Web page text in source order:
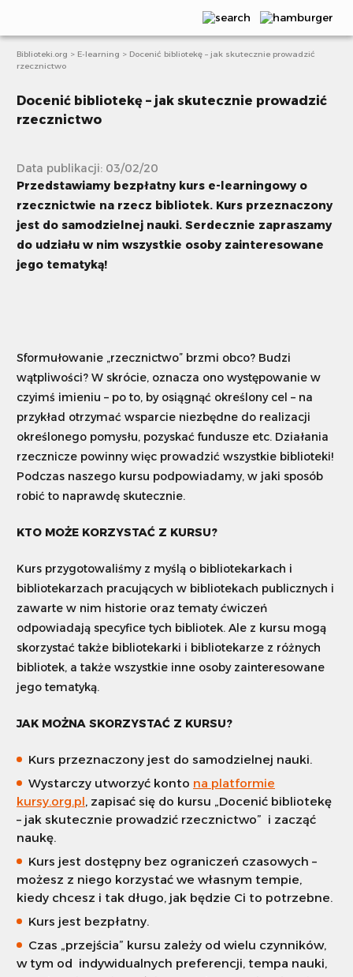
Aktualności
Publikacje
Webinaria
Artykuły
E-learning
Projekty i akcje
Szukaj
Dostosuj
Biblioteki.org > E-learning > Docenić bibliotekę – jak skutecznie prowadzić
rzecznictwo
Docenić bibliotekę – jak skutecznie prowadzić
rzecznictwo
Data publikacji: 03/02/20
Przedstawiamy bezpłatny kurs e-learningowy o
rzecznictwie na rzecz bibliotek. Kurs przeznaczony
jest do samodzielnej nauki. Serdecznie zapraszamy
do udziału w nim wszystkie osoby zainteresowane
jego tematyką!
Sformułowanie „rzecznictwo” brzmi obco? Budzi
wątpliwości? W skrócie, oznacza ono występowanie w
czyimś imieniu – po to, by osiągnąć określony cel – na
przykład otrzymać wsparcie niezbędne do realizacji
określonego pomysłu, pozyskać fundusze etc. Działania
rzecznicze powinny więc prowadzić wszystkie biblioteki!
Podczas naszego kursu podpowiadamy, w jaki sposób
robić to naprawdę skutecznie.
KTO MOŻE KORZYSTAĆ Z KURSU?
Kurs przygotowaliśmy z myślą o bibliotekarkach i
bibliotekarzach pracujących w bibliotekach publicznych i
zawarte w nim historie oraz tematy ćwiczeń
odpowiadają specyfice tych bibliotek. Ale z kursu mogą
skorzystać także bibliotekarki i bibliotekarze z różnych
bibliotek, a także wszystkie inne osoby zainteresowane
jego tematyką.
JAK MOŻNA SKORZYSTAĆ Z KURSU?
Kurs przeznaczony jest do samodzielnej nauki.
Wystarczy utworzyć konto na platformie
kursy.org.pl, zapisać się do kursu „Docenić bibliotekę
– jak skutecznie prowadzić rzecznictwo” i zacząć
naukę.
Kurs jest dostępny bez ograniczeń czasowych –
możesz z niego korzystać we własnym tempie,
kiedy chcesz i tak długo, jak będzie Ci to potrzebne.
Kurs jest bezpłatny.
Czas „przejścia” kursu zależy od wielu czynników,
w tym od indywidualnych preferencji, tempa nauki,